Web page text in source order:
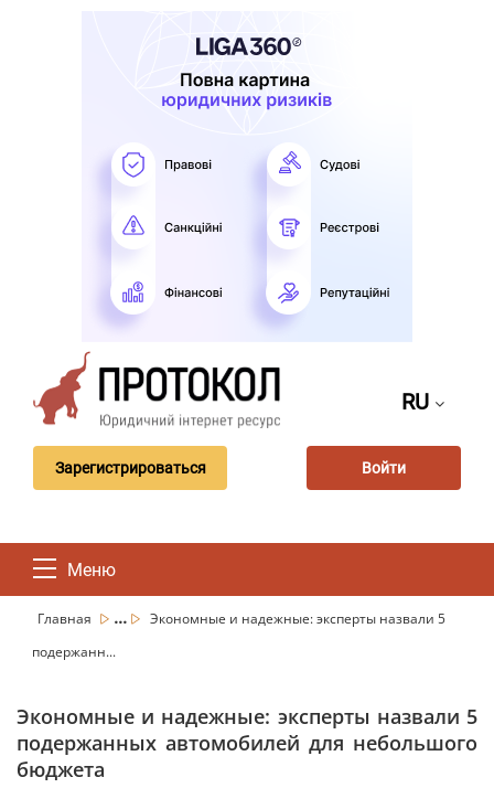
RU
Зарегистрироваться Войти
Меню
Главная ...
Экономные и надежные: эксперты назвали 5
подержанн...
Экономные и надежные: эксперты назвали 5
подержанных автомобилей для небольшого
бюджета